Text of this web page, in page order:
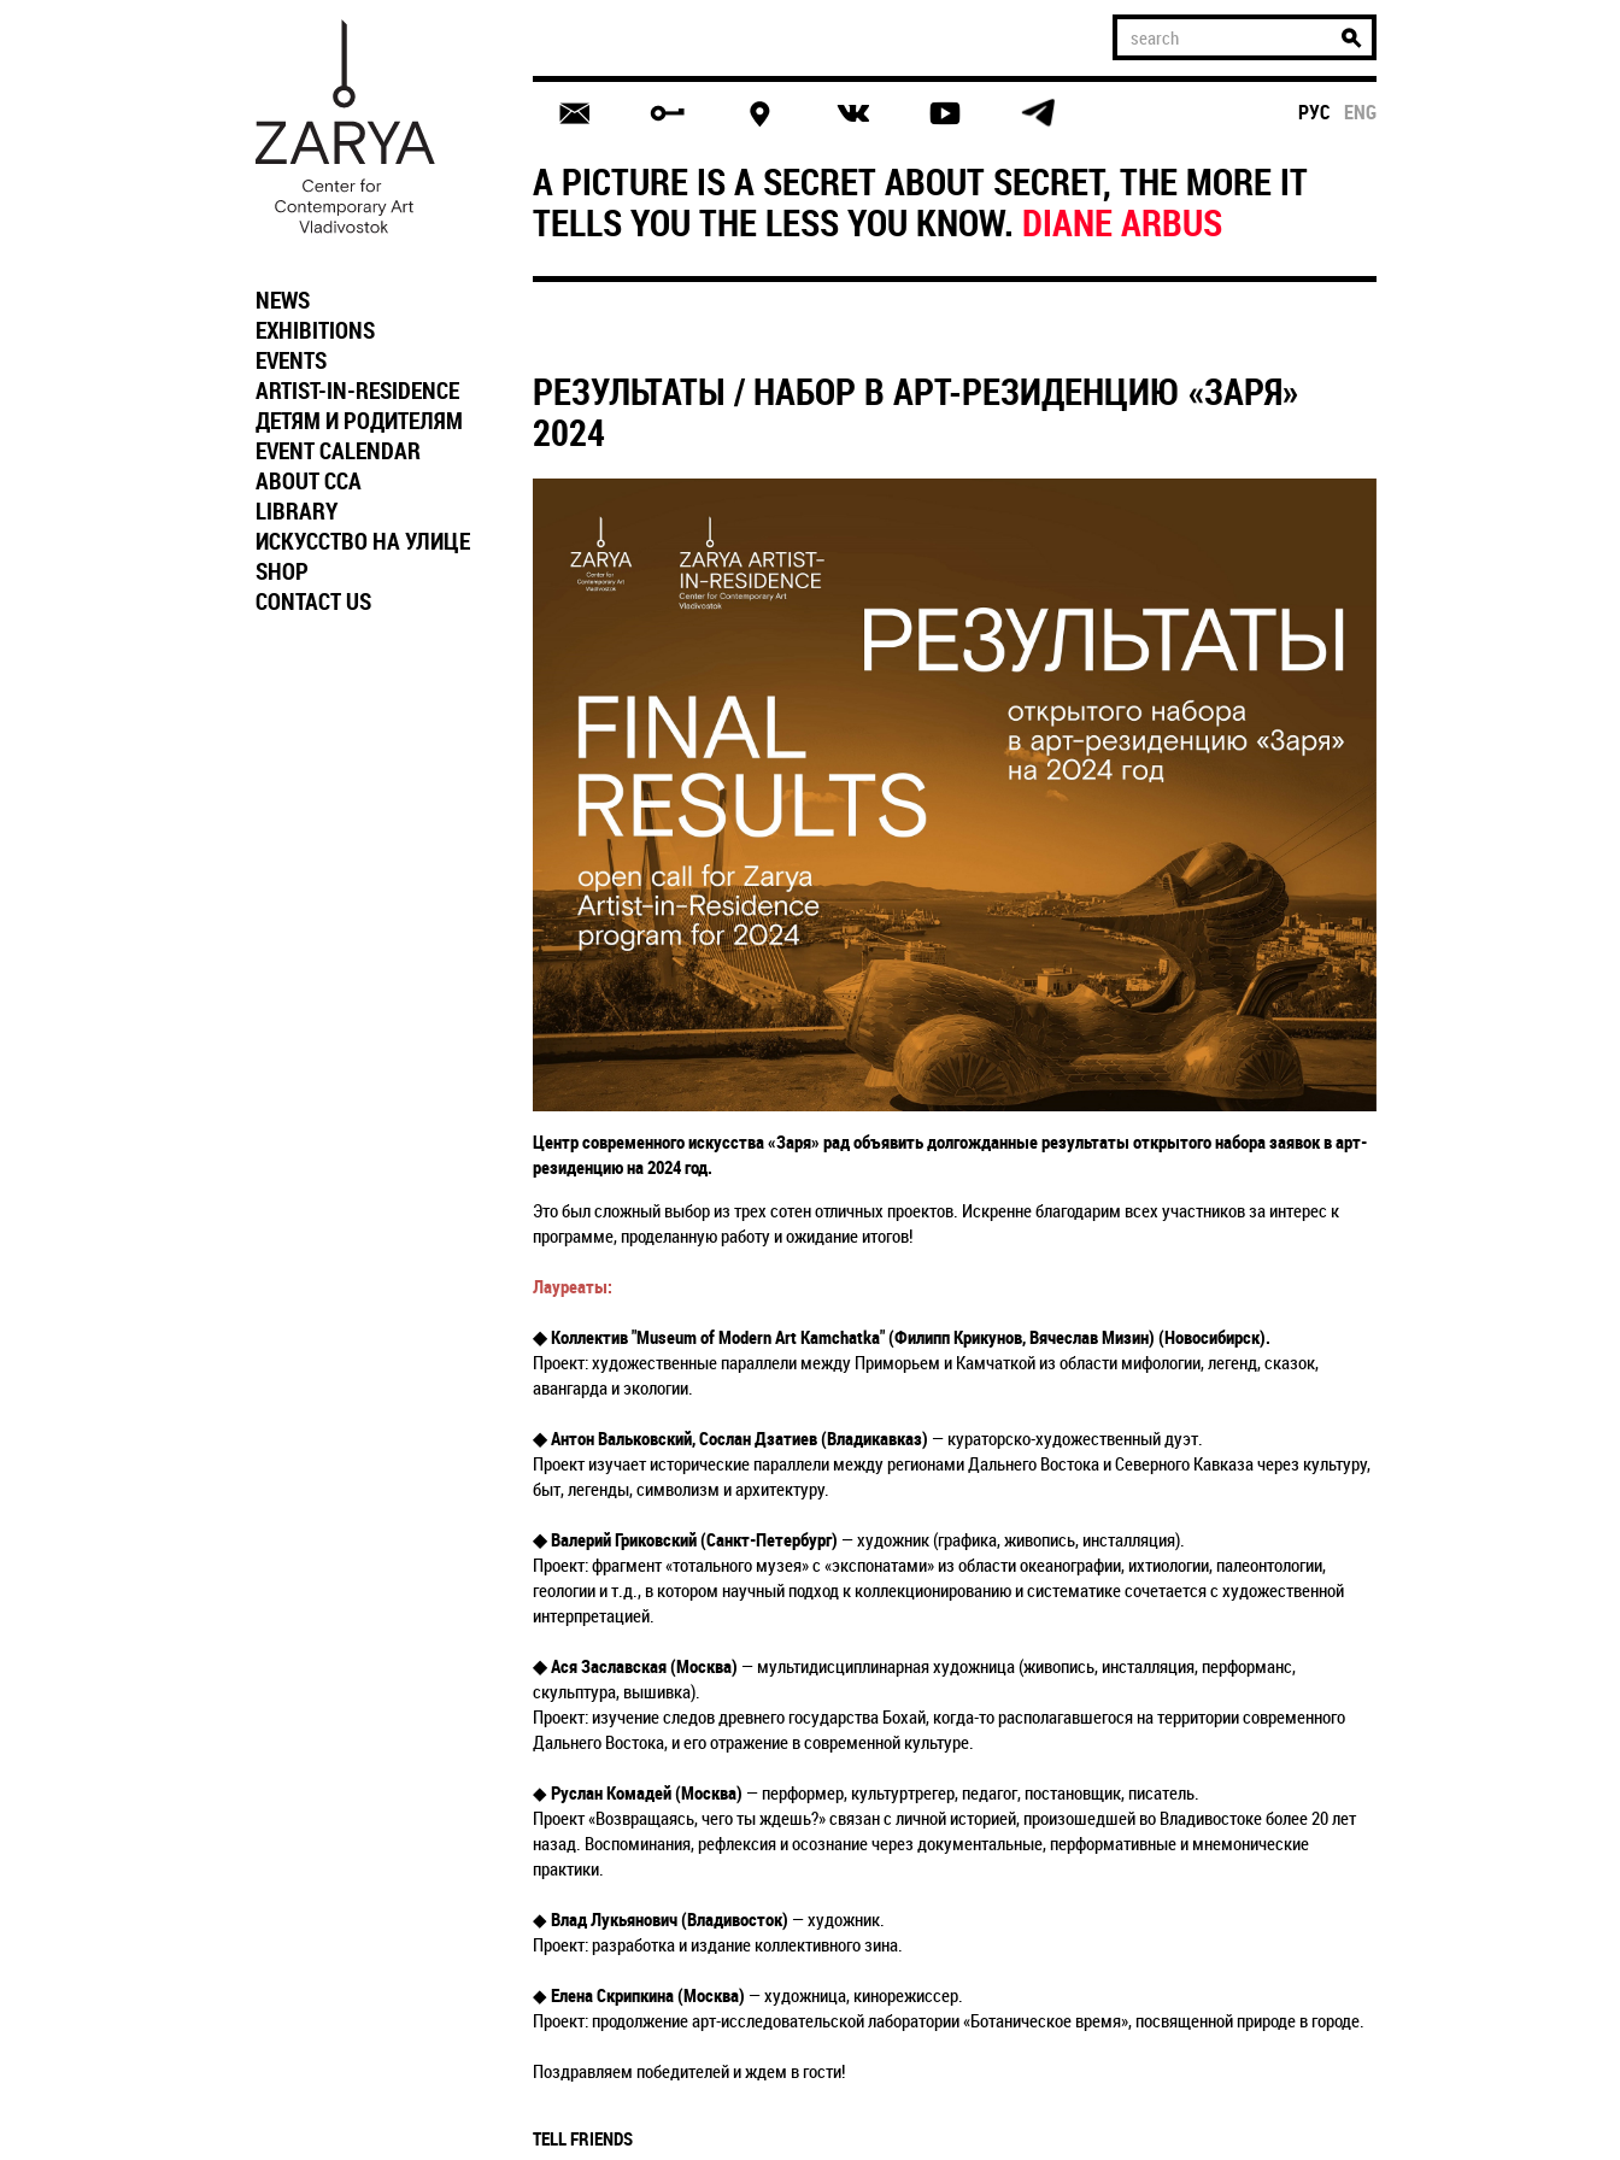
РУС ENG
A PICTURE IS A SECRET ABOUT SECRET, THE MORE IT
TELLS YOU THE LESS YOU KNOW. DIANE ARBUS
РЕЗУЛЬТАТЫ / НАБОР В АРТ-РЕЗИДЕНЦИЮ «ЗАРЯ»
2024
Центр современного искусства «Заря» рад объявить долгожданные результаты открытого набора заявок в арт-
резиденцию на 2024 год.
Это был сложный выбор из трех сотен отличных проектов. Искренне благодарим всех участников за интерес к
программе, проделанную работу и ожидание итогов!
Лауреаты:
◆ Коллектив "Museum of Modern Art Kamchatka" (Филипп Крикунов, Вячеслав Мизин) (Новосибирск).
Проект: художественные параллели между Приморьем и Камчаткой из области мифологии, легенд, сказок,
авангарда и экологии.
◆ Антон Вальковский, Сослан Дзатиев (Владикавказ) — кураторско-художественный дуэт.
Проект изучает исторические параллели между регионами Дальнего Востока и Северного Кавказа через культуру,
быт, легенды, символизм и архитектуру.
◆ Валерий Гриковский (Санкт-Петербург) — художник (графика, живопись, инсталляция).
Проект: фрагмент «тотального музея» с «экспонатами» из области океанографии, ихтиологии, палеонтологии,
геологии и т.д., в котором научный подход к коллекционированию и систематике сочетается с художественной
интерпретацией.
◆ Ася Заславская (Москва) — мультидисциплинарная художница (живопись, инсталляция, перформанс,
скульптура, вышивка).
Проект: изучение следов древнего государства Бохай, когда-то располагавшегося на территории современного
Дальнего Востока, и его отражение в современной культуре.
◆Руслан Комадей (Москва) — перформер, культуртрегер, педагог, постановщик, писатель.
Проект «Возвращаясь, чего ты ждешь?» связан с личной историей, произошедшей во Владивостоке более 20 лет
назад. Воспоминания, рефлексия и осознание через документальные, перформативные и мнемонические
практики.
◆Влад Лукьянович (Владивосток) — художник.
Проект: разработка и издание коллективного зина.
◆Елена Скрипкина (Москва) — художница, кинорежиссер.
Проект: продолжение арт-исследовательской лаборатории «Ботаническое время», посвященной природе в городе.
Поздравляем победителей и ждем в гости!
TELL FRIENDS
NEWS
EXHIBITIONS
EVENTS
ARTIST-IN-RESIDENCE
ДЕТЯМ И РОДИТЕЛЯМ
EVENT CALENDAR
ABOUT CCA
LIBRARY
ИСКУССТВО НА УЛИЦЕ
SHOP
CONTACT US